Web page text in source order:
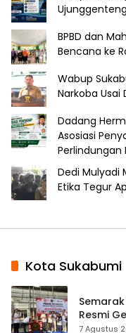
BPBD dan
Bencana ke
Wabup
Narkoba Usai
Dadang
Asosiasi
Perlindungan
Dedi Mulyadi
Etika Tegur
Kota Sukabumi
Semarak
Resmi
7 Agustus